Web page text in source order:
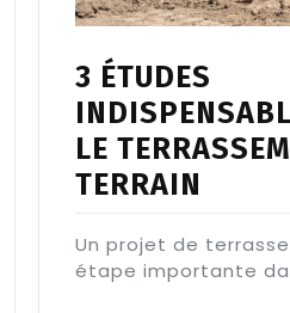
3 ÉTUDES
LE
TERRAIN
Un projet de
étape importante